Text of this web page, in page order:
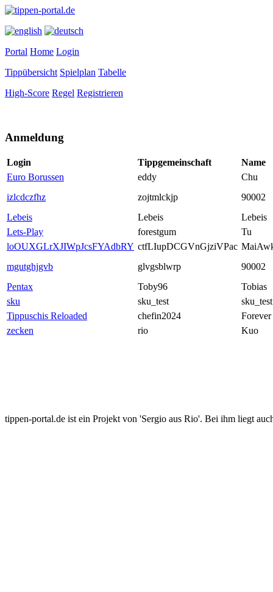
Portal Home Login
Tippübersicht Spielplan Tabelle
High-Score Regel Registrieren
Anmeldung
Login Tippgemeinschaft
Name
Euro Borussen
eddy
Chu
izlcdczfhz
zojtmlckjp
90002
Lebeis
Lebeis
Lebeis
Lets-Play
forestgum
Tu
loOUXGLrXJIWpJcsFYAdbRY ctfLIupDCGVnGjziVPac
mgutghjgvb
glvgsblwrp
90002
Pentax
Toby96
Tobias
sku
sku_test
sku_test
Tippuschis Reloaded
chefin2024
Forever
zecken
rio Kuo
tippen-portal.de ist ein Projekt von 'Sergio aus Rio'. Bei ihm liegt